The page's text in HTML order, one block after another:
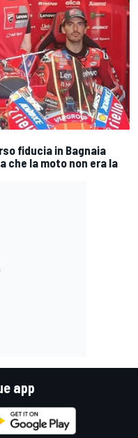
fiducia in Bagnaia
che la moto non era la
app